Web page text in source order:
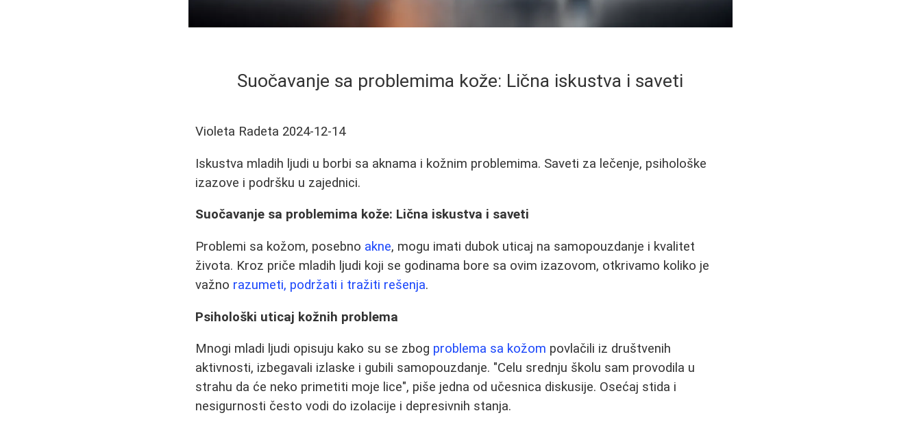
Suočavanje sa problemima kože: Lična iskustva i saveti
Violeta Radeta 2024-12-14
Iskustva mladih ljudi u borbi sa aknama i kožnim problemima. Saveti za lečenje, psihološke
izazove i podršku u zajednici.
Suočavanje sa problemima kože: Lična iskustva i saveti
Problemi sa kožom, posebno akne, mogu imati dubok uticaj na samopouzdanje i kvalitet
života. Kroz priče mladih ljudi koji se godinama bore sa ovim izazovom, otkrivamo koliko je
važno razumeti, podržati i tražiti rešenja.
Psihološki uticaj kožnih problema
Mnogi mladi ljudi opisuju kako su se zbog problema sa kožom povlačili iz društvenih
aktivnosti, izbegavali izlaske i gubili samopouzdanje. "Celu srednju školu sam provodila u
strahu da će neko primetiti moje lice", piše jedna od učesnica diskusije. Osećaj stida i
nesigurnosti često vodi do izolacije i depresivnih stanja.